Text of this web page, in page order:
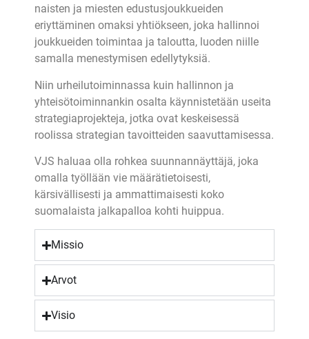
naisten ja miesten edustusjoukkueiden
eriyttäminen omaksi yhtiökseen, joka hallinnoi
joukkueiden toimintaa ja taloutta, luoden niille
samalla menestymisen edellytyksiä.
Niin urheilutoiminnassa kuin hallinnon ja
yhteisötoiminnankin osalta käynnistetään useita
strategiaprojekteja, jotka ovat keskeisessä
roolissa strategian tavoitteiden saavuttamisessa.
VJS haluaa olla rohkea suunnannäyttäjä, joka
omalla työllään vie määrätietoisesti,
kärsivällisesti ja ammattimaisesti koko
suomalaista jalkapalloa kohti huippua.
Missio
Arvot
Visio